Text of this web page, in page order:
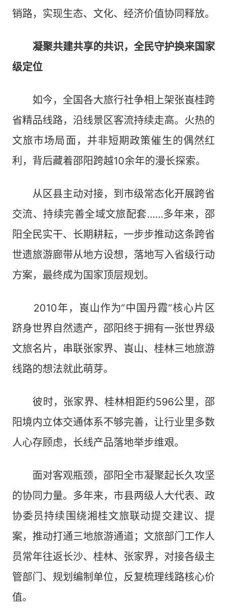
销路，实现生态、文化、经济价值协同释放。
凝聚共建共享的共识，全民守护换来国家
级定位
如今，全国各大旅行社争相上架张崀桂跨
省精品线路，沿线景区客流持续走高。火热的
文旅市场局面，并非短期政策催生的偶然红
利，背后藏着邵阳跨越10余年的漫长探索。
从区县主动对接，到市级常态化开展跨省
交流、持续完善全域文旅配套……多年来，邵
阳全民实干、长期耕耘，一步步推动这条跨省
世遗旅游廊带从地方设想，落地写入省级行动
方案，最终成为国家顶层规划。
2010年，崀山作为“中国丹霞”核心片区
跻身世界自然遗产，邵阳终于拥有一张世界级
文旅名片，串联张家界、崀山、桂林三地旅游
线路的想法就此萌芽。
彼时，张家界、桂林相距约596公里，邵
阳境内立体交通体系不够完善，让行业里多数
人心存顾虑，长线产品落地举步维艰。
面对客观瓶颈，邵阳全市凝聚起长久攻坚
的协同力量。多年来，市县两级人大代表、政
协委员持续围绕湘桂文旅联动提交建议、提
案，推动打通三地旅游通道；文旅部门工作人
员常年往返长沙、桂林、张家界，对接各级主
管部门、规划编制单位，反复梳理线路核心价
值。